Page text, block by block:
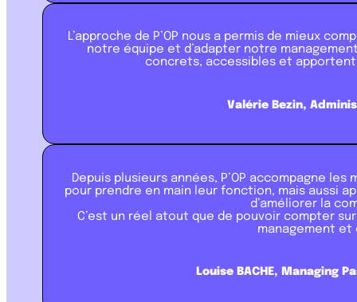
L’approche de P’OP nous a permis de mieux
notre équipe et d’adapter notre
concrets, accessibles et
Valérie Bezin,
Depuis plusieurs années, P’OP accompagne
pour prendre en main leur fonction, mais aussi
d’améliorer la
C’est un réel atout que de pouvoir compter
management et
Louise BACHE, Managing